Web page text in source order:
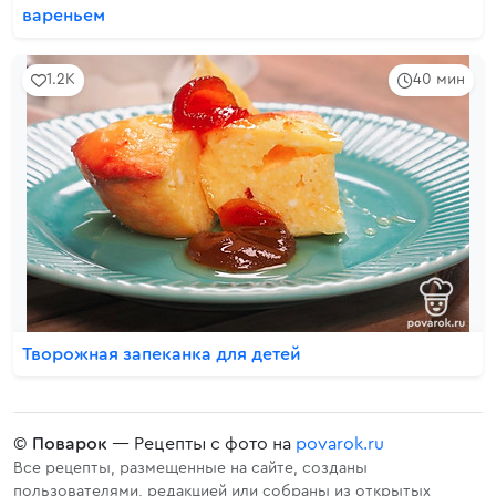
вареньем
40 мин
1.2K
Творожная запеканка для детей
© Поварок — Рецепты с фото на povarok.ru
Все рецепты, размещенные на сайте, созданы
пользователями, редакцией или собраны из открытых